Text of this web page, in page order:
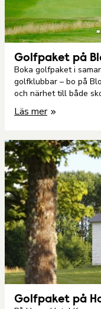
Golfpaket på
Boka golfpaket i
golfklubbar – bo på
och närhet till både
Läs mer
Golfpaket på